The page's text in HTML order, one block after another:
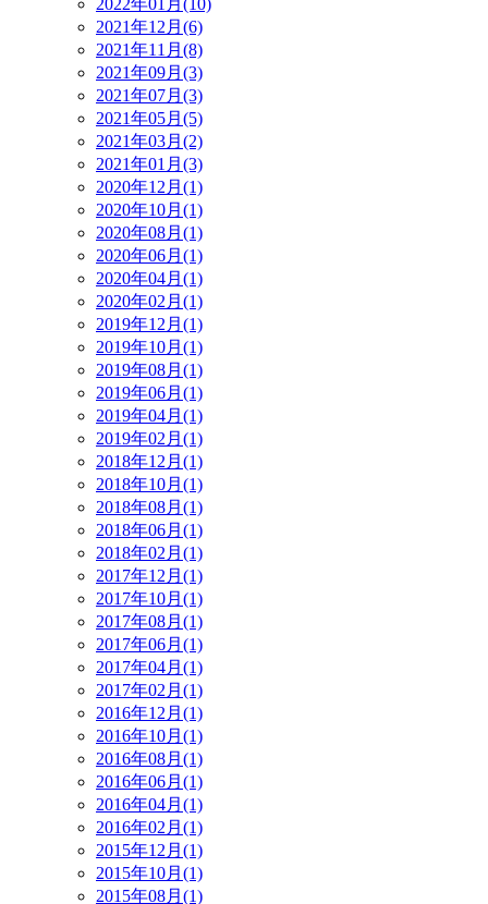
2022年01月(10)
2021年12月(6)
2021年11月(8)
2021年09月(3)
2021年07月(3)
2021年05月(5)
2021年03月(2)
2021年01月(3)
2020年12月(1)
2020年10月(1)
2020年08月(1)
2020年06月(1)
2020年04月(1)
2020年02月(1)
2019年12月(1)
2019年10月(1)
2019年08月(1)
2019年06月(1)
2019年04月(1)
2019年02月(1)
2018年12月(1)
2018年10月(1)
2018年08月(1)
2018年06月(1)
2018年02月(1)
2017年12月(1)
2017年10月(1)
2017年08月(1)
2017年06月(1)
2017年04月(1)
2017年02月(1)
2016年12月(1)
2016年10月(1)
2016年08月(1)
2016年06月(1)
2016年04月(1)
2016年02月(1)
2015年12月(1)
2015年10月(1)
2015年08月(1)